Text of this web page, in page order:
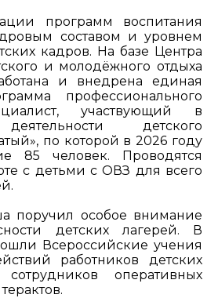
программ воспитания
составом и уровнем
кадров. На базе Центра
и молодёжного отдыха
и внедрена единая
профессионального
участвующий в
детского
по которой в 2026 году
85 человек. Проводятся
с детьми с ОВЗ для всего
поручил особое внимание
детских лагерей. В
Всероссийские учения
работников детских
оперативных